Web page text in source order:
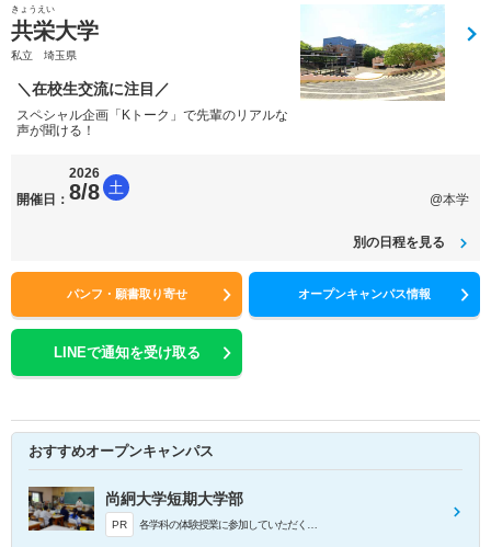
きょうえい
共栄大学
私立 埼玉県
＼在校生交流に注目／
スペシャル企画「Kトーク」で先輩のリアルな
声が聞ける！
開催日：
2026
8/8 土
@本学
別の日程を見る
パンフ・願書取り寄せ オープンキャンパス情報
LINEで通知を受け取る
おすすめオープンキャンパス
尚絅大学短期大学部
PR 各学科の体験授業に参加していただくことができます。